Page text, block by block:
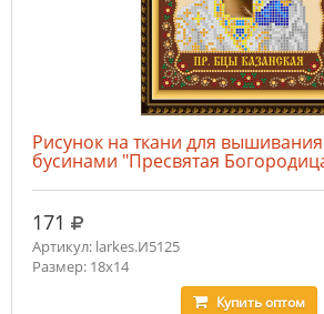
Рисунок на ткани для
бусинами "Пресвятая
171 руб.
Артикул: larkes.И5125
Размер: 18х14
Купитьоптом